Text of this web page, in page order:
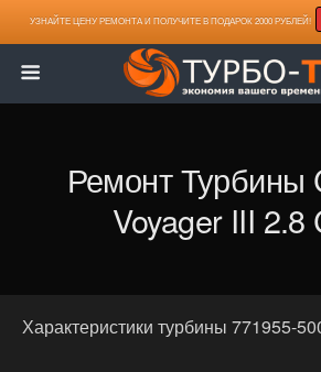
УЗНАЙТЕ ЦЕНУ РЕМОНТА И ПОЛУЧИТЕ В ПОДАРОК 2000 РУБЛЕЙ!
Ремонт Турбины
Voyager III 2.8
Характеристики турбины 771955-